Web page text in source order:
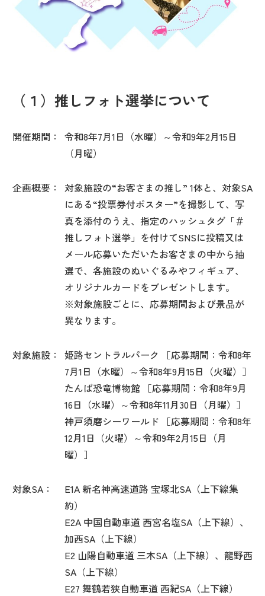
（１）推しフォト選挙について
開催期間：
令和8年7月1日（水曜）～令和9年2月15日
（月曜）
企画概要：
対象施設の“お客さまの推し” 1体と、対象SA
にある“投票券付ポスター”を撮影して、写
真を添付のうえ、指定のハッシュタグ「＃
推しフォト選挙」を付けてSNSに投稿又は
メール応募いただいたお客さまの中から抽
選で、各施設のぬいぐるみやフィギュア、
オリジナルカードをプレゼントします。
※対象施設ごとに、応募期間および景品が
異なります。
対象施設：
姫路セントラルパーク ［応募期間：令和8年
7月1日（水曜）～令和8年9月15日（火曜）］
たんば恐竜博物館 ［応募期間：令和8年9月
16日（水曜）～令和8年11月30日（月曜）］
神戸須磨シーワールド ［応募期間：令和8年
12月1日（火曜）～令和9年2月15日（月
曜）］
対象SA：
E1A 新名神高速道路 宝塚北SA（上下線集
約）
E2A 中国自動車道 西宮名塩SA（上下線）、
加西SA（上下線）
E2 山陽自動車道 三木SA（上下線）、龍野西
SA（上下線）
E27 舞鶴若狭自動車道 西紀SA（上下線）